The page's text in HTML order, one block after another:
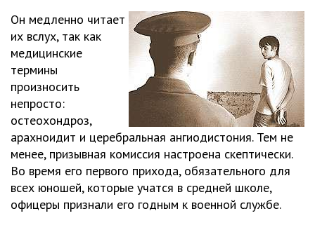
Он медленно читает
их вслух, так как
медицинские
термины
произносить
непросто:
остеохондроз,
арахноидит и церебральная ангиодистония. Тем не
менее, призывная комиссия настроена скептически.
Во время его первого прихода, обязательного для
всех юношей, которые учатся в средней школе,
офицеры признали его годным к военной службе.